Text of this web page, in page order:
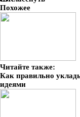
Похожее
Читайте также:
Как правильно
идеями